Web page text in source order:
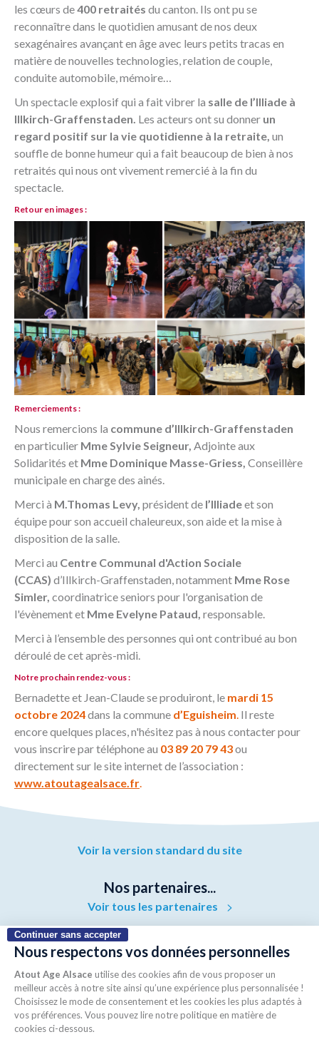
Nous respectons vos données
personnelles
Atout Age Alsace utilise des cookies afin de vous
proposer un meilleur accès à notre site ainsi qu’une expérience plus
personnalisée ! Choisissez le mode de consentement et les cookies les
plus adaptés à vos préférences. Vous pouvez lire notre politique en
matière de cookies ci-dessous.
les cœurs de400 retraités du canton. Ils ont pu se
reconnaître dans le quotidien amusant de nos deux
sexagénaires avançant en âge avec leurs petits tracas en
matière de nouvelles technologies, relation de couple,
conduite automobile, mémoire…
Un spectacle explosif qui a fait vibrer la salle de l’Illiade à
Illkirch-Graffenstaden. Les acteurs ont su donner un
regard positif sur la vie quotidienne à la retraite, un
souffle de bonne humeur qui a fait beaucoup de bien à nos
retraités qui nous ont vivement remercié à la fin du
spectacle.
Retour en images :
Remerciements :
Nous remercions la commune d’Illkirch-Graffenstaden
en particulier Mme Sylvie Seigneur, Adjointe aux
Solidarités et Mme Dominique Masse-Griess, Conseillère
municipale en charge des ainés.
Merci à M.Thomas Levy, président de l’Illiadeet son
équipe pour son accueil chaleureux, son aide et la mise à
disposition de la salle.
Merci au Centre Communal d'Action Sociale
(CCAS) d’Illkirch-Graffenstaden, notamment Mme Rose
Simler, coordinatrice seniors pour l'organisation de
l'évènement et Mme Evelyne Pataud, responsable.
Merci à l’ensemble des personnes qui ont contribué au bon
déroulé de cet après-midi.
Notre prochain rendez-vous :
Bernadette et Jean-Claude se produiront, le mardi 15
octobre 2024dans la commune d’Eguisheim. Il reste
encore quelques places, n'hésitez pas à nous contacter pour
vous inscrire par téléphone au 03 89 20 79 43ou
directement sur le site internet de l’association :
www.atoutagealsace.fr.
Voir la version standard du site
Nos partenaires...
Voir tous les partenaires